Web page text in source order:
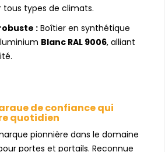
tous types de climats.
: Boîtier en synthétique
Blanc RAL 9006, alliant
de confiance qui
quotidien
pionnière dans le domaine
portes et portails. Reconnue